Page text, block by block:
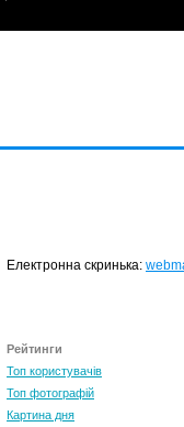
Електронна скринька:
Рейтинги
Топ користувачів
Топ фотографій
Картина дня